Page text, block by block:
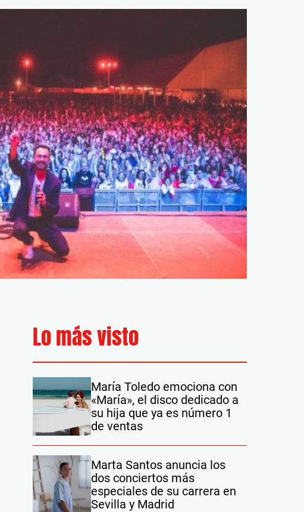
Lo más visto
María Toledo emociona con
«María», el disco dedicado a
su hija que ya es número 1
de ventas
Marta Santos anuncia los
dos conciertos más
especiales de su carrera en
Sevilla y Madrid